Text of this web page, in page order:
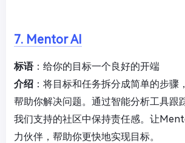
7. Mentor AI
标语：给你的目标一个良好的开端
介绍 ：将目标和任务拆分成简单的步
帮助你解决问题。通过智能分析工具跟
我们支持的社区中保持责任感。让
力伙伴，帮助你更快地实现目标。